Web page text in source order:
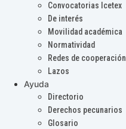
Convocatorias Icetex
De interés
Movilidad académica
Normatividad
Redes de cooperación
Lazos
Ayuda
Directorio
Derechos pecunarios
Glosario